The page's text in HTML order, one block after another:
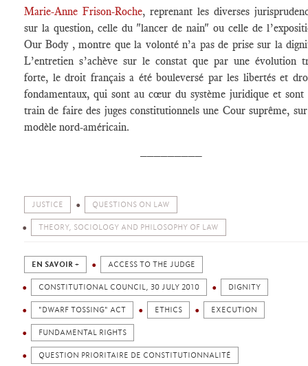
Marie-Anne Frison-Roche, reprenant les diverses
sur la question, celle du "lancer de nain" ou celle de
Our Body , montre que la volonté n’a pas de prise sur la
L’entretien s’achève sur le constat que par une évolution
forte, le droit français a été bouleversé par les libertés et
fondamentaux, qui sont au cœur du système juridique et sont
train de faire des juges constitutionnels une Cour suprême,
modèle nord-américain.
JUSTICE QUESTIONS ON LAW
THEORY, SOCIOLOGY AND PHILOSOPHY OF LAW
EN SAVOIR + ACCESS TO THE JUDGE
CONSTITUTIONAL COUNCIL, 30 JULY 2010 DIGNITY
"DWARF TOSSING" ACT ETHICS EXECUTION
FUNDAMENTAL RIGHTS
QUESTION PRIORITAIRE DE CONSTITUTIONNALITÉ